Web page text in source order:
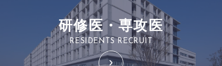
研修医・専攻医
RESIDENTS RECRUIT